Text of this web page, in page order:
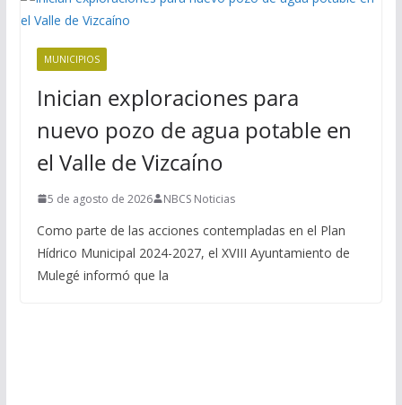
MUNICIPIOS
Inician exploraciones para
nuevo pozo de agua potable en
el Valle de Vizcaíno
5 de agosto de 2026 NBCS Noticias
Como parte de las acciones contempladas en el Plan
Hídrico Municipal 2024-2027, el XVIII Ayuntamiento de
Mulegé informó que la